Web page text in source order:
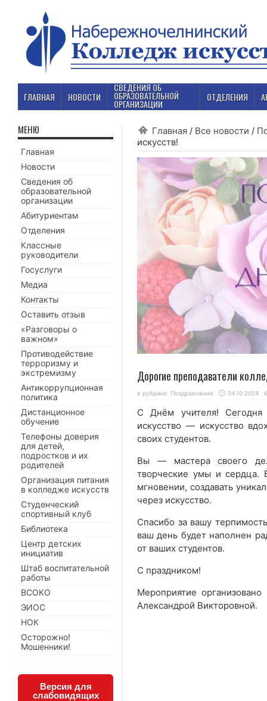
ГЛАВНАЯ НОВОСТИ
СВЕДЕНИЯ ОБ
ОБРАЗОВАТЕЛЬНОЙ
ОРГАНИЗАЦИИ
ОТДЕЛЕНИЯ
Главная / Все новости /
искусств!
Дорогие преподаватели
в рубрике: Поздравления 04.10.2024
С Днём учителя!
искусство — искусство
своих студентов.
Вы — мастера своего
творческие умы и сердца.
мгновении, создавать
через искусство.
Спасибо за вашу
ваш день будет наполнен
от ваших студентов.
С праздником!
Мероприятие
Александрой Викторовной.
МЕНЮ
Главная
Новости
Сведения об
образовательной
организации
Абитуриентам
Отделения
Классные
руководители
Госуслуги
Медиа
Контакты
Оставить отзыв
«Разговоры о
важном»
Противодействие
терроризму и
экстремизму
Антикоррупционная
политика
Дистанционное
обучение
Телефоны доверия
для детей,
подростков и их
родителей
Организация питания
в колледже искусств
Студенческий
спортивный клуб
Библиотека
Центр детских
инициатив
Штаб воспитательной
работы
ВСОКО
ЭИОС
НОК
Осторожно!
Мошенники!
Версия для
слабовидящих